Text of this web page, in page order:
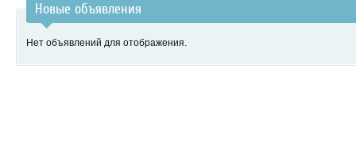
Новые объявления
Нет объявлений для отображения.